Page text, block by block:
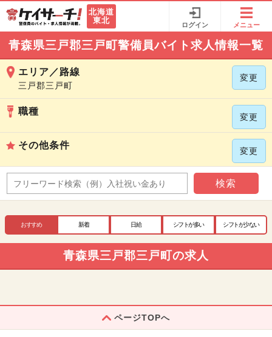
北海道
東北
ログイン メニュー
青森県三戸郡三戸町警備員バイト求人情報一覧
エリア／路線
三戸郡三戸町
変更
職種
変更
その他条件
変更
検索
おすすめ 新着 日給 シフトが多い シフトが少ない
青森県三戸郡三戸町の求人
ページTOPへ